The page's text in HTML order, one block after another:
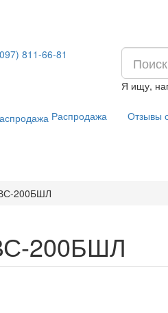
811-66-81
Я ищу,
Распродажа Отзывы
200БШЛ
200БШЛ